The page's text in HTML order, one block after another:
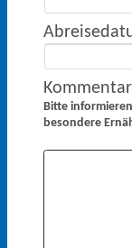
Bitte
besondere